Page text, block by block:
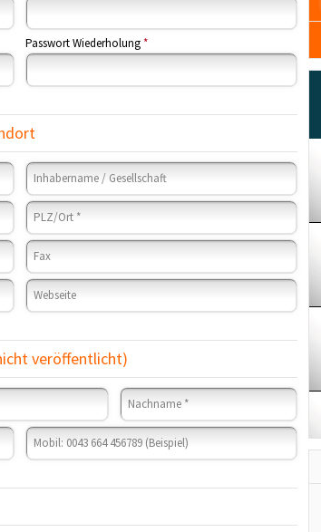
Passwort Wiederholung*
veröffentlicht)